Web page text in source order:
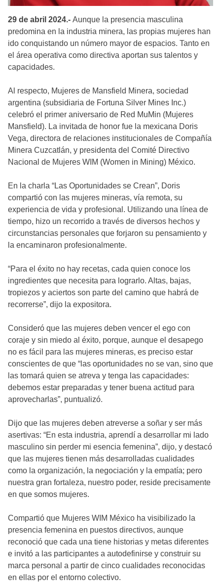
29 de abril 2024.- Aunque la presencia masculina
predomina en la industria minera, las propias mujeres han
ido conquistando un número mayor de espacios. Tanto en
el área operativa como directiva aportan sus talentos y
capacidades.
Al respecto, Mujeres de Mansfield Minera, sociedad
argentina (subsidiaria de Fortuna Silver Mines Inc.)
celebró el primer aniversario de Red MuMin (Mujeres
Mansfield). La invitada de honor fue la mexicana Doris
Vega, directora de relaciones institucionales de Compañía
Minera Cuzcatlán, y presidenta del Comité Directivo
Nacional de Mujeres WIM (Women in Mining) México.
En la charla “Las Oportunidades se Crean”, Doris
compartió con las mujeres mineras, vía remota, su
experiencia de vida y profesional. Utilizando una línea de
tiempo, hizo un recorrido a través de diversos hechos y
circunstancias personales que forjaron su pensamiento y
la encaminaron profesionalmente.
“Para el éxito no hay recetas, cada quien conoce los
ingredientes que necesita para lograrlo. Altas, bajas,
tropiezos y aciertos son parte del camino que habrá de
recorrerse”, dijo la expositora.
Consideró que las mujeres deben vencer el ego con
coraje y sin miedo al éxito, porque, aunque el desapego
no es fácil para las mujeres mineras, es preciso estar
conscientes de que “las oportunidades no se van, sino que
las tomará quien se atreva y tenga las capacidades:
debemos estar preparadas y tener buena actitud para
aprovecharlas”, puntualizó.
Dijo que las mujeres deben atreverse a soñar y ser más
asertivas: “En esta industria, aprendí a desarrollar mi lado
masculino sin perder mi esencia femenina”, dijo, y destacó
que las mujeres tienen más desarrolladas cualidades
como la organización, la negociación y la empatía; pero
nuestra gran fortaleza, nuestro poder, reside precisamente
en que somos mujeres.
Compartió que Mujeres WIM México ha visibilizado la
presencia femenina en puestos directivos, aunque
reconoció que cada una tiene historias y metas diferentes
e invitó a las participantes a autodefinirse y construir su
marca personal a partir de cinco cualidades reconocidas
en ellas por el entorno colectivo.